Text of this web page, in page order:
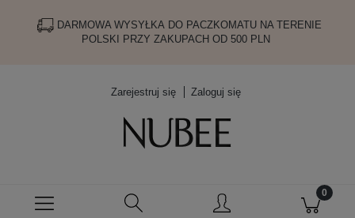
DARMOWA WYSYŁKA DO PACZKOMATU NA TERENIE
POLSKI PRZY ZAKUPACH OD 500 PLN
Zarejestruj się Zaloguj się